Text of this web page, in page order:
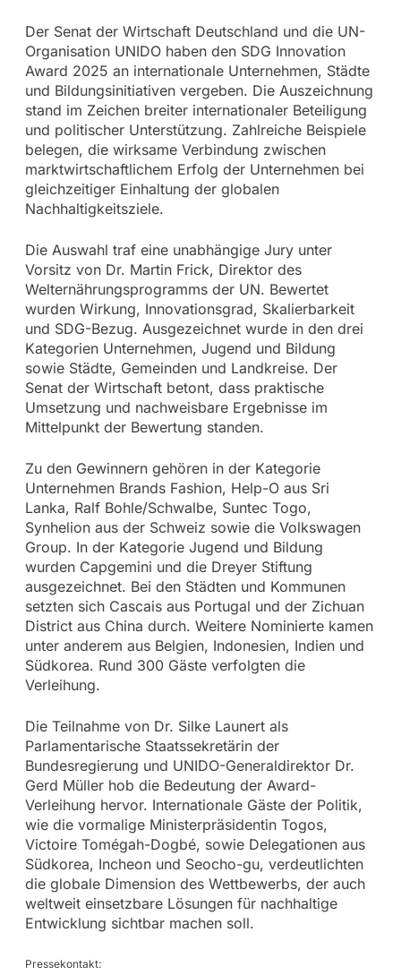
Der Senat der Wirtschaft Deutschland und die UN-
Organisation UNIDO haben den SDG Innovation
Award 2025 an internationale Unternehmen, Städte
und Bildungsinitiativen vergeben. Die Auszeichnung
stand im Zeichen breiter internationaler Beteiligung
und politischer Unterstützung. Zahlreiche Beispiele
belegen, die wirksame Verbindung zwischen
marktwirtschaftlichem Erfolg der Unternehmen bei
gleichzeitiger Einhaltung der globalen
Nachhaltigkeitsziele.
Die Auswahl traf eine unabhängige Jury unter
Vorsitz von Dr. Martin Frick, Direktor des
Welternährungsprogramms der UN. Bewertet
wurden Wirkung, Innovationsgrad, Skalierbarkeit
und SDG-Bezug. Ausgezeichnet wurde in den drei
Kategorien Unternehmen, Jugend und Bildung
sowie Städte, Gemeinden und Landkreise. Der
Senat der Wirtschaft betont, dass praktische
Umsetzung und nachweisbare Ergebnisse im
Mittelpunkt der Bewertung standen.
Zu den Gewinnern gehören in der Kategorie
Unternehmen Brands Fashion, Help-O aus Sri
Lanka, Ralf Bohle/Schwalbe, Suntec Togo,
Synhelion aus der Schweiz sowie die Volkswagen
Group. In der Kategorie Jugend und Bildung
wurden Capgemini und die Dreyer Stiftung
ausgezeichnet. Bei den Städten und Kommunen
setzten sich Cascais aus Portugal und der Zichuan
District aus China durch. Weitere Nominierte kamen
unter anderem aus Belgien, Indonesien, Indien und
Südkorea. Rund 300 Gäste verfolgten die
Verleihung.
Die Teilnahme von Dr. Silke Launert als
Parlamentarische Staatssekretärin der
Bundesregierung und UNIDO-Generaldirektor Dr.
Gerd Müller hob die Bedeutung der Award-
Verleihung hervor. Internationale Gäste der Politik,
wie die vormalige Ministerpräsidentin Togos,
Victoire Tomégah-Dogbé, sowie Delegationen aus
Südkorea, Incheon und Seocho-gu, verdeutlichten
die globale Dimension des Wettbewerbs, der auch
weltweit einsetzbare Lösungen für nachhaltige
Entwicklung sichtbar machen soll.
Pressekontakt: